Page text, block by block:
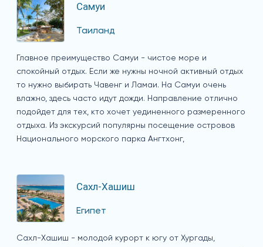
Самуи
Таиланд
Главное преимущество Самуи - чистое море и
спокойный отдых. Если же нужны ночной активный отдых
то нужно выбирать Чавенг и Ламаи. На Самуи очень
влажно, здесь часто идут дожди. Направление отлично
подойдет для тех, кто хочет уединенного размеренного
отдыха. Из экскурсий популярны посещение островов
Национального морского парка Ангтхонг,
Сахл-Хашиш
Египет
Сахл-Хашиш - молодой курорт к югу от Хургады,